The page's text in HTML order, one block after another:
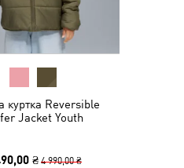
куртка Reversible
Jacket Youth
₴ 4 990,00 ₴